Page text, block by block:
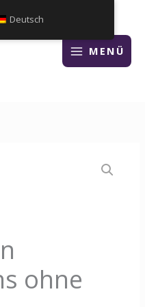
MENÜ
ohne
Deutsch